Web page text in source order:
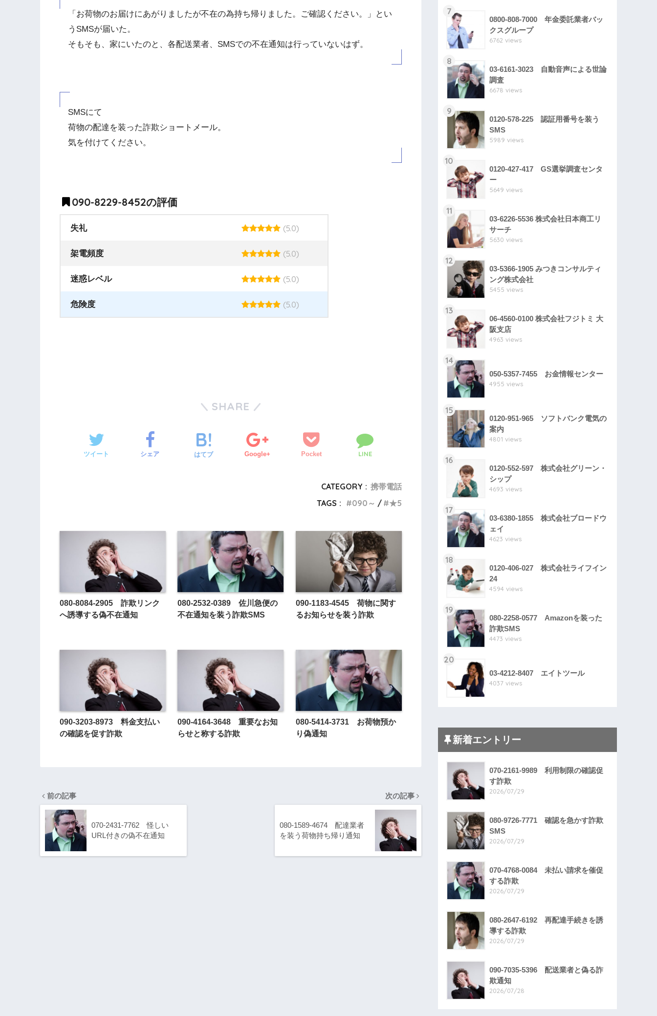
「お荷物のお届けにあがりましたが不在の為持ち帰りました。ご確認ください。」とい
うSMSが届いた。
そもそも、家にいたのと、各配送業者、SMSでの不在通知は行っていないはず。
SMSにて
荷物の配達を装った詐欺ショートメール。
気を付けてください。
090-8229-8452の評価
失礼 (5.0)
架電頻度 (5.0)
迷惑レベル (5.0)
危険度 (5.0)
SHARE
ツイート シェア はてブ Google+ Pocket LINE
CATEGORY : 携帯電話
TAGS :
090～ ★5
080-8084-2905 詐欺リンク
へ誘導する偽不在通知
080-2532-0389 佐川急便の
不在通知を装う詐欺SMS
090-1183-4545 荷物に関す
るお知らせを装う詐欺
090-3203-8973 料金支払い
の確認を促す詐欺
090-4164-3648 重要なお知
らせと称する詐欺
080-5414-3731 お荷物預か
り偽通知
前の記事
070-2431-7762 怪しい
URL付きの偽不在通知
次の記事
080-1589-4674 配達業者
を装う荷物持ち帰り通知
7
0800-808-7000 年金委託業者バッ
クスグループ
6762 views
8
03-6161-3023 自動音声による世論
調査
6678 views
9
0120-578-225 認証用番号を装う
SMS
5989 views
10
0120-427-417 GS選挙調査センタ
ー
5649 views
11
03-6226-5536 株式会社日本商工リ
サーチ
5630 views
12
03-5366-1905 みつきコンサルティ
ング株式会社
5455 views
13
06-4560-0100 株式会社フジトミ 大
阪支店
4963 views
14
050-5357-7455 お金情報センター
4955 views
15
0120-951-965 ソフトバンク電気の
案内
4801 views
16
0120-552-597 株式会社グリーン・
シップ
4693 views
17
03-6380-1855 株式会社ブロードウ
ェイ
4623 views
18
0120-406-027 株式会社ライフイン
24
4594 views
19
080-2258-0577 Amazonを装った
詐欺SMS
4473 views
20
03-4212-8407 エイトツール
4037 views
新着エントリー
070-2161-9989 利用制限の確認促
す詐欺
2026/07/29
080-9726-7771 確認を急かす詐欺
SMS
2026/07/29
070-4768-0084 未払い請求を催促
する詐欺
2026/07/29
080-2647-6192 再配達手続きを誘
導する詐欺
2026/07/29
090-7035-5396 配送業者と偽る詐
欺通知
2026/07/28